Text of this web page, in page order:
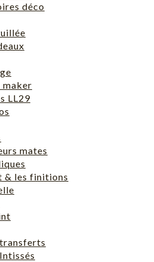
déco
maker
LL29
mates
& les finitions